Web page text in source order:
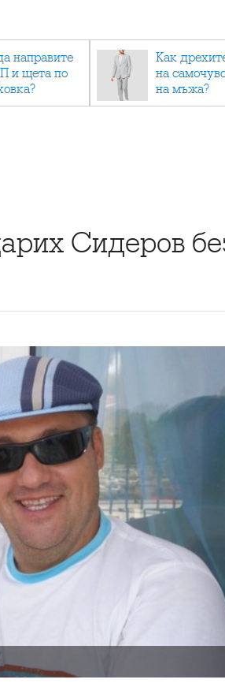
направите
и щета по
Как
на
на мъжа?
Сидеров